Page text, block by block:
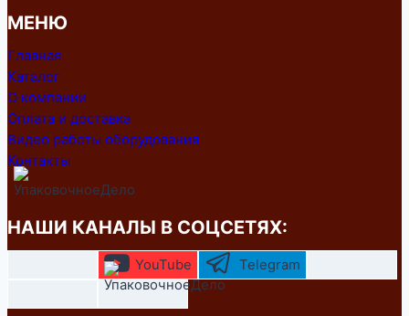
МЕНЮ
Главная
Каталог
О компании
Оплата и доставка
Видео работы оборудования
Контакты
НАШИ КАНАЛЫ В СОЦСЕТЯХ:
YouTube Telegram